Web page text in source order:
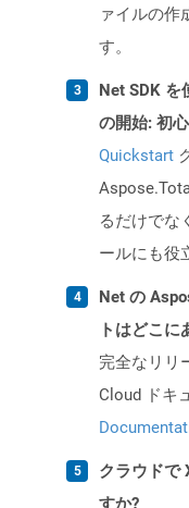
ァイルの作
す。
Net SDK を
の開始: 初
Quickstart
るだけでな
ールにも役
Net の
トはどこに
完全なリリ
Cloud ドキ
クラウドで
すか?